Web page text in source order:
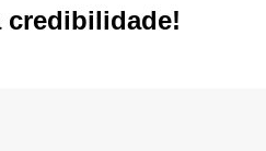
credibilidade!